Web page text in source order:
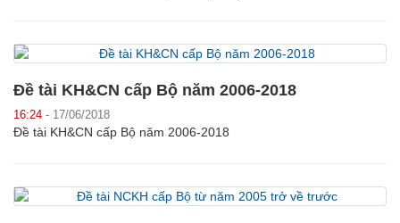
Đề tài KH&CN cấp Bộ năm 2006-2018
16:24 - 17/06/2018
Đề tài KH&CN cấp Bộ năm 2006-2018